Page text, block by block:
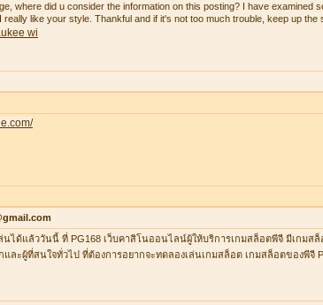
where did u consider the information on this posting? I have examined
really like your style. Thankful and if it's not too much trouble, keep up the
wi
นได้แล้ววันนี้ ที่ PG168 เว็บคาสิโนออนไลน์ผู้ให้บริการเกมสล็อตพีจี มีเกมส
ละผู้ที่สนใจทั่วไป ที่ต้องการอยากจะทดลองเล่นเกมสล็อต เกมสล็อตของพีจี